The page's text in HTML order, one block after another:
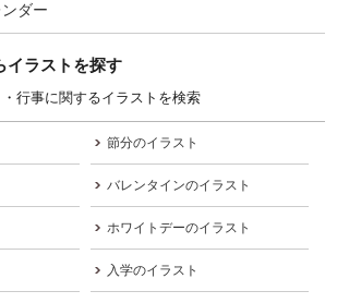
ダー
イラストを探す
行事に関するイラストを検索
節分のイラスト
バレンタインのイラスト
ホワイトデーのイラスト
入学のイラスト